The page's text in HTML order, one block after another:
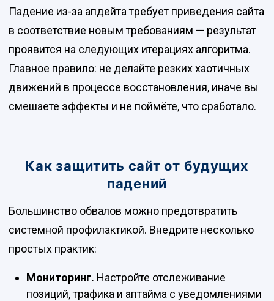
Падение из-за апдейта требует приведения сайта
в соответствие новым требованиям — результат
проявится на следующих итерациях алгоритма.
Главное правило: не делайте резких хаотичных
движений в процессе восстановления, иначе вы
смешаете эффекты и не поймёте, что сработало.
Как защитить сайт от будущих
падений
Большинство обвалов можно предотвратить
системной профилактикой. Внедрите несколько
простых практик:
Мониторинг. Настройте отслеживание
позиций, трафика и аптайма с уведомлениями